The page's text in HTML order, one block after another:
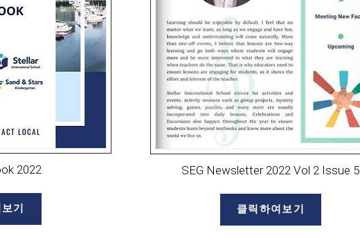
2022
기
SEG Newsletter 2022 Vol 2 Issue 5
클릭하여보기